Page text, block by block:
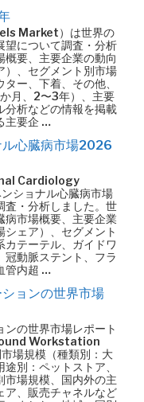
Market）は世界の
望について調査・分析
概要、主要企業の動向
）、セグメント別市場
ー、下着、その他、
月、2〜3年）、主要
分析などの情報を掲載
主要企 …
ル心臓病市場2026
Cardiology
ショナル心臓病市場
査・分析しました。世
病市場概要、主要企業
ェア）、セグメント
カテーテル、ガイドワ
冠動脈ステント、フラ
管内超 …
ョンの世界市場
の世界市場レポート
Workstation
場規模（種類別：大
別：ペットストア、
市場規模、国内外の主
ア、販売チャネルなど